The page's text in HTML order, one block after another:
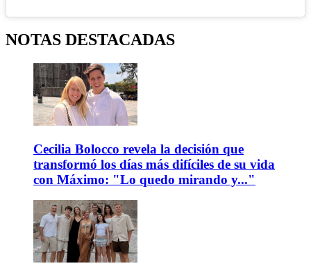
NOTAS DESTACADAS
Cecilia Bolocco revela la decisión que
transformó los días más difíciles de su vida
con Máximo: "Lo quedo mirando y..."